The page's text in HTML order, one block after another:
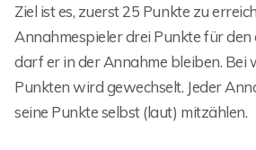
Ziel ist es, zuerst 25 Punkte zu
Annahmespieler drei Punkte für den
darf er in der Annahme bleiben. Bei
Punkten wird gewechselt. Jeder
seine Punkte selbst (laut) mitzählen.